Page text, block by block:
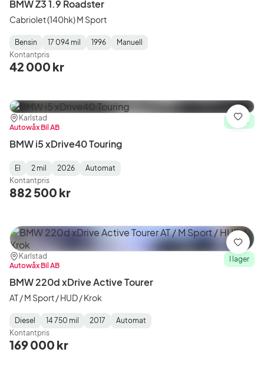
BMW Z3 1.9 Roadster
Cabriolet (140hk) M Sport
Fuel
Type:
Bensin
Mätarställning:
17 094 mil
Model
Year:
1996
Gearbox
Type:
Manuell
Kontantpris
42 000 kr
Plats:
Karlstad
Återförsäljare:
Autowåx Bil AB
I lager
BMW i5 xDrive40 Touring
Fuel
Type:
El
Mätarställning:
2 mil
Model
Year:
2026
Gearbox
Type:
Automat
Kontantpris
882 500 kr
Spara
Plats:
Karlstad
Återförsäljare:
Autowåx Bil AB
I lager
BMW 220d xDrive Active Tourer
AT / M Sport / HUD / Krok
Fuel
Type:
Diesel
Mätarställning:
14 750 mil
Model
Year:
2017
Gearbox
Type:
Automat
Kontantpris
169 000 kr
Spara